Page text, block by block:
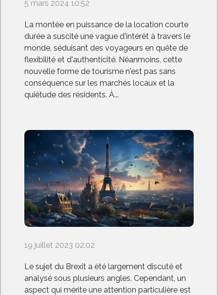
5 mars 2024 10:52
La montée en puissance de la location courte
durée a suscité une vague d'intérêt à travers le
monde, séduisant des voyageurs en quête de
flexibilité et d'authenticité. Néanmoins, cette
nouvelle forme de tourisme n'est pas sans
conséquence sur les marchés locaux et la
quiétude des résidents. À...
19 juillet 2023 02:02
Le sujet du Brexit a été largement discuté et
analysé sous plusieurs angles. Cependant, un
aspect qui mérite une attention particulière est